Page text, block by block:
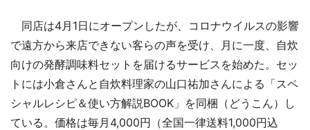
同店は4月1日にオープンしたが、コロナウイルスの影響
で遠方から来店できない客らの声を受け、月に一度、自炊
向けの発酵調味料セットを届けるサービスを始めた。セッ
トには小倉さんと自炊料理家の山口祐加さんによる「スペ
シャルレシピ＆使い方解説BOOK」を同梱（どうこん）し
ている。価格は毎月4,000円（全国一律送料1,000円込